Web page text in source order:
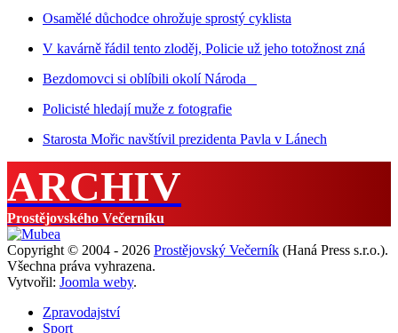
Osamělé důchodce ohrožuje sprostý cyklista
V kavárně řádil tento zloděj, Policie už jeho totožnost zná
Bezdomovci si oblíbili okolí Národa
Policisté hledají muže z fotografie
Starosta Mořic navštívil prezidenta Pavla v Lánech
ARCHIV
Prostějovského Večerníku
Copyright © 2004 - 2026 Prostějovský Večerník (Haná Press s.r.o.).
Všechna práva vyhrazena.
Vytvořil: Joomla weby.
Zpravodajství
Sport